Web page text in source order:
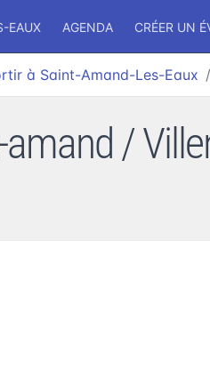
EAUX AGENDA CRÉER UN
à Saint-Amand-Les-Eaux
/